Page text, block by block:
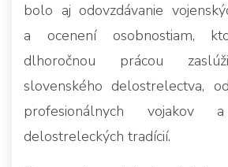
bolo aj odovzdávanie
a ocenení osobnostiam,
dlhoročnou prácou
slovenského delostrelectva,
profesionálnych vojakov a
delostreleckých tradícií.